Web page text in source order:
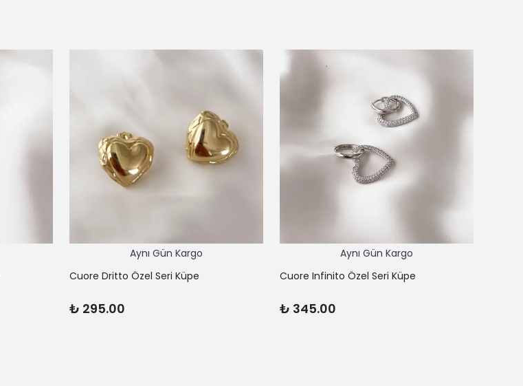
Aynı Gün Kargo
Cuore Dritto Özel Seri Küpe
₺ 295.00
Aynı Gün Kargo
Cuore Infinito Özel Seri Küpe
₺ 345.00